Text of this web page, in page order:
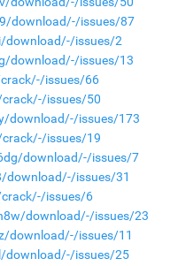
download/-/issues/87
download/-/issues/2
download/-/issues/13
issues/66
issues/50
download/-/issues/173
issues/19
download/-/issues/7
download/-/issues/31
issues/6
download/-/issues/23
download/-/issues/11
download/-/issues/25